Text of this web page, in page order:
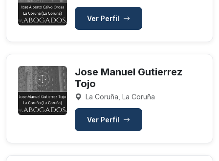
Ver Perfil
Jose Manuel Gutierrez
Tojo
La Coruña, La Coruña
Ver Perfil